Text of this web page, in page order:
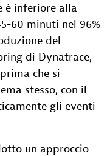
è inferiore alla
60 minuti nel 96%
del
di Dynatrace,
che si
stesso, con il
gli eventi
un approccio